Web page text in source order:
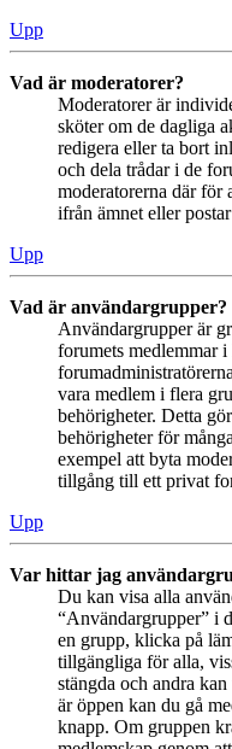
Upp
Vad är moderatorer?
Moderatorer är
sköter om de dagliga
redigera eller ta bort
och dela trådar i de
moderatorerna där för
ifrån ämnet eller
Upp
Vad är användargrupper?
Användargrupper är
forumets medlemmar
vara medlem i flera
behörigheter. Detta
behörigheter för
exempel att byta
tillgång till ett privat
Upp
Var hittar jag
Du kan visa alla
“Användargrupper” i
en grupp, klicka på
tillgängliga för alla,
stängda och andra
är öppen kan du gå
knapp. Om gruppen